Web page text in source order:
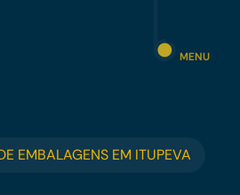
MENU
EMBALAGENS EM ITUPEVA